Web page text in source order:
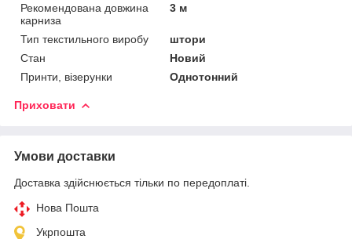
Рекомендована довжина
карниза
3 м
Тип текстильного виробу
штори
Стан
Новий
Принти, візерунки
Однотонний
Приховати
Умови доставки
Доставка здійснюється тільки по передоплаті.
Нова Пошта
Укрпошта